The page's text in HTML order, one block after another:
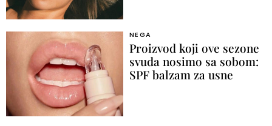
NEGA
Proizvod koji ove sezone
svuda nosimo sa sobom:
SPF balzam za usne